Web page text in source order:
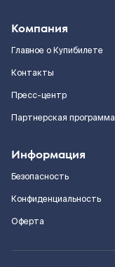
Компания
Главное о Купибилете
Контакты
Пресс-центр
Партнерская программа
Информация
Безопасность
Конфиденциальность
Оферта